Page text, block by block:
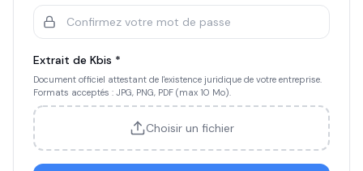
Extrait de Kbis *
Document officiel attestant de l'existence juridique de votre entreprise.
Formats acceptés : JPG, PNG, PDF (max 10 Mo).
Choisir un fichier